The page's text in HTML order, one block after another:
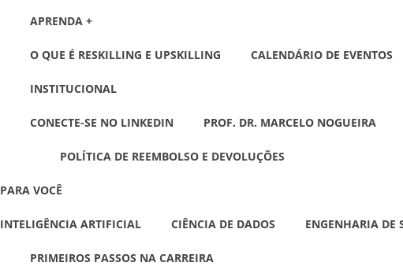
APRENDA +
O QUE É RESKILLING E UPSKILLING CALENDÁRIO DE EVENTOS
INSTITUCIONAL
CONECTE-SE NO LINKEDIN PROF. DR. MARCELO NOGUEIRA
POLÍTICA DE REEMBOLSO E DEVOLUÇÕES
PARA VOCÊ
INTELIGÊNCIA ARTIFICIAL CIÊNCIA DE DADOS ENGENHARIA DE
PRIMEIROS PASSOS NA CARREIRA